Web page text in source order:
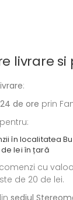
livrare si
:
24 de ore prin
în localitatea
lei în țară
cu
de 20 de lei.
sediul